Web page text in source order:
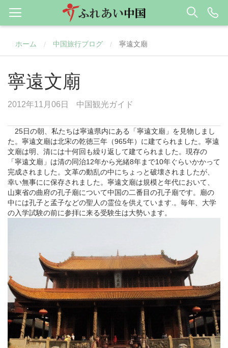
ホーム / 中国旅行ブログ / 寧遠文廟
寧遠文廟
2012年11月06日 中国観光ガイド
25日の朝、私たちは寧遠県内にある「寧遠文廟」を見物しまし
た。寧遠文廟は北宋の乾徳三年（965年）に建てられました。寧遠
文廟は明、清には十何回も繰り返して建てられました。現存の
「寧遠文廟」は清の同治12年から光緒8年まで10年ぐらいかかって
完成されました。文革の動乱の中にちょっと破壊されましたが、
幸い無事にに保存されました。寧遠文廟は規模と年代において、
山東省の曲府の孔子廟について中国の二番目の孔子廟です。廟の
中には孔子と孟子などの聖人の霊位を供えています.。毎年、大学
の入学試験の前に参拝に来る受験生は大勢います。